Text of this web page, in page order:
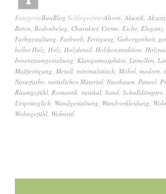
KategorieBauBlog SchlagwörterAhorn, Akustik, Akzent,
Beton, Bodenbelag, Charakter, Creme, Eiche, Eleganz,
Farbgestaltung, Farbwelt, Fertigung, Geborgenheit,
helles Holz, Holz, Holzdetail, Holzkonstruktion,
Innenraumgestaltung, Klangatmosphäre, Lamellen,
Maßfertigung, Metall, minimalistisch, Möbel, modern,
Naturfarbe, natürliches Material, Nussbaum, Paneel,
Raumgefühl, Romantik, rustikal, Sand, Schalldämpfer,
Ursprünglich, Wandgestaltung, Wandverkleidung,
Wohngefühl, Wohnstil